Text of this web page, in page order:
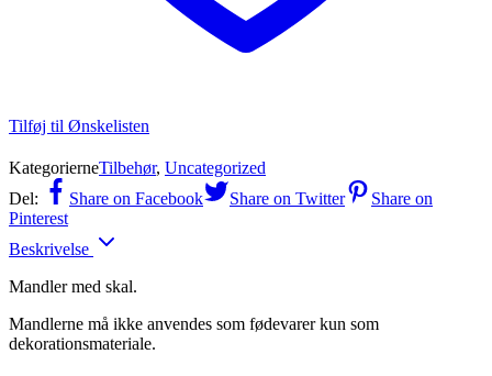
Tilføj til Ønskelisten
KategorierneTilbehør, Uncategorized
Del:
Share on Facebook Share on Twitter
Share on
Pinterest
Beskrivelse
Mandler med skal.
Mandlerne må ikke anvendes som fødevarer kun som
dekorationsmateriale.